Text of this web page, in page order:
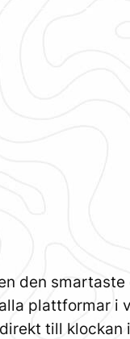
den
plattformar i
till